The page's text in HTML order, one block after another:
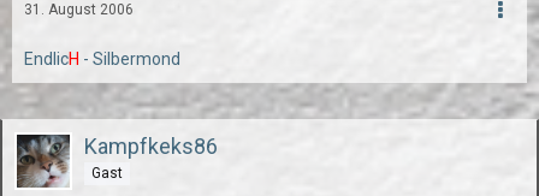
31. August 2006
EndlicH - Silbermond
Kampfkeks86
Gast